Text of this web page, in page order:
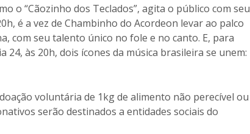
o “Cãozinho dos Teclados”, agita o público com seu
é a vez de Chambinho do Acordeon levar ao palco
com seu talento único no fole e no canto. E, para
às 20h, dois ícones da música brasileira se unem:
voluntária de 1kg de alimento não perecível ou
serão destinados a entidades sociais do